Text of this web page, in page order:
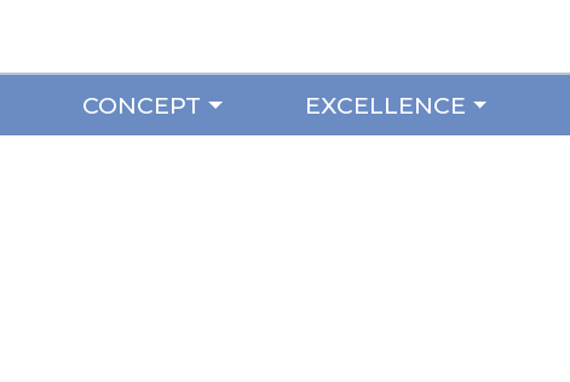
CONCEPT EXCELLENCE